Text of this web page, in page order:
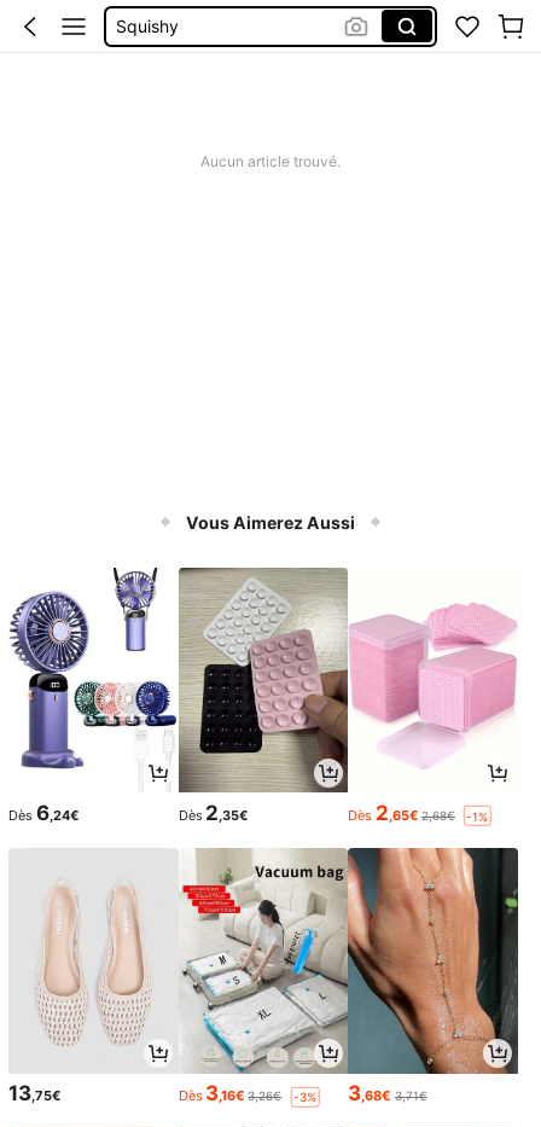
Maillot De Bain 2 Pieces
Aucun article trouvé.
Vous Aimerez Aussi
Dès 6,24€ Dès 2 ,35€ Dès 2 ,65€ 2,68€ -1%
13,75€ Dès 3,16€ 3,26€ -3% 3,68€ 3,71€